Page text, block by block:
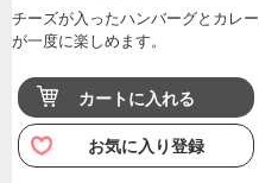
チーズが入ったハンバーグとカレー
が一度に楽しめます。
カートに入れる
お気に入り登録